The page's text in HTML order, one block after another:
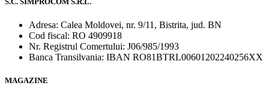
Adresa: Calea Moldovei, nr. 9/11, Bistrita, jud. BN
Cod fiscal: RO 4909918
Nr. Registrul Comertului: J06/985/1993
Banca Transilvania: IBAN RO81BTRL00601202240256XX
MAGAZINE